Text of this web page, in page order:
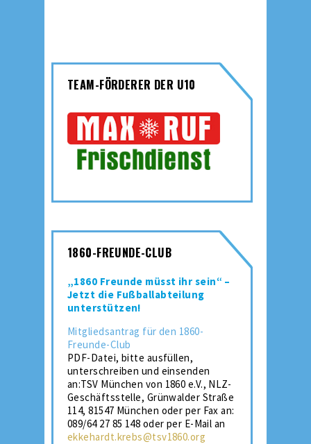
TEAM-FÖRDERER DER U10
1860-FREUNDE-CLUB
„1860 Freunde müsst ihr sein“ –
Jetzt die Fußballabteilung
unterstützen!
Mitgliedsantrag für den 1860-
Freunde-Club
PDF-Datei, bitte ausfüllen,
unterschreiben und einsenden
an:TSV München von 1860 e.V., NLZ-
Geschäftsstelle, Grünwalder Straße
114, 81547 München oder per Fax an:
089/64 27 85 148 oder per E-Mail an
ekkehardt.krebs@tsv1860.org